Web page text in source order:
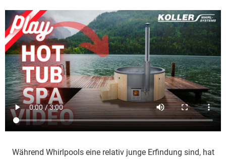
Während Whirlpools eine relativ junge Erfindung sind, hat